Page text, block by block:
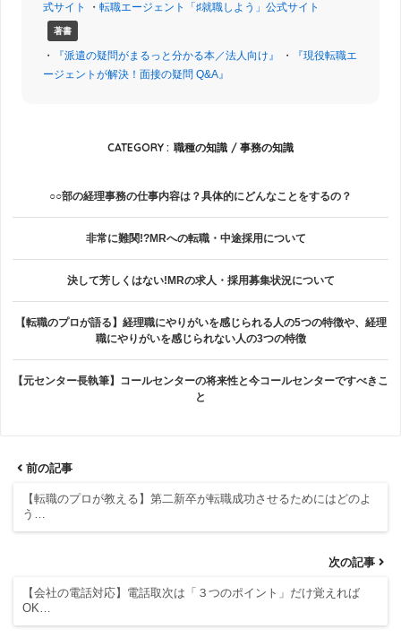
式サイト
・ 転職エージェント「♯就職しよう」公式サイト
著書
・ 『派遣の疑問がまるっと分かる本／法人向け』 ・
『現役転職エ
ージェントが解決！面接の疑問 Q&A』
CATEGORY : 職種の知識 事務の知識
○○部の経理事務の仕事内容は？具体的にどんなことをするの？
非常に難関!?MRへの転職・中途採用について
決して芳しくはない!MRの求人・採用募集状況について
【転職のプロが語る】経理職にやりがいを感じられる人の5つの特徴や、経理
職にやりがいを感じられない人の3つの特徴
【元センター長執筆】コールセンターの将来性と今コールセンターですべきこ
と
前の記事
【転職のプロが教える】第二新卒が転職成功させるためにはどのよ
う…
次の記事
【会社の電話対応】電話取次は「３つのポイント」だけ覚えれば
OK…